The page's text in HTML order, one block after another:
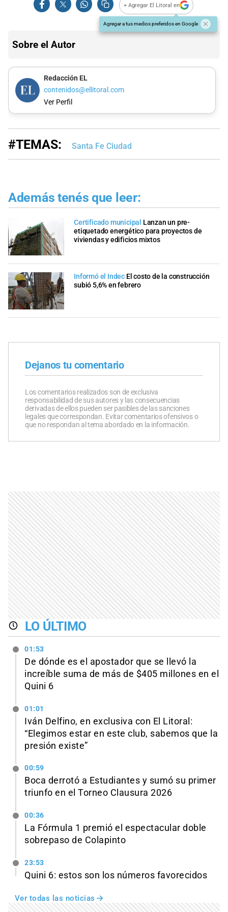
+ Agregar El Litoral en
Agregar a tus medios preferidos en Google
Sobre el Autor
Redacción EL
contenidos@ellitoral.com
Ver Perfil
#TEMAS: Santa Fe Ciudad
Además tenés que leer:
Certificado municipal Lanzan un pre-
etiquetado energético para proyectos de
viviendas y edificios mixtos
Informó el Indec El costo de la construcción
subió 5,6% en febrero
Dejanos tu comentario
Los comentarios realizados son de exclusiva
responsabilidad de sus autores y las consecuencias
derivadas de ellos pueden ser pasibles de las sanciones
legales que correspondan. Evitar comentarios ofensivos o
que no respondan al tema abordado en la información.
LO ÚLTIMO
01:53
De dónde es el apostador que se llevó la
increíble suma de más de $405 millones en el
Quini 6
01:01
Iván Delfino, en exclusiva con El Litoral:
“Elegimos estar en este club, sabemos que la
presión existe”
00:59
Boca derrotó a Estudiantes y sumó su primer
triunfo en el Torneo Clausura 2026
00:36
La Fórmula 1 premió el espectacular doble
sobrepaso de Colapinto
23:53
Quini 6: estos son los números favorecidos
Ver todas las noticias